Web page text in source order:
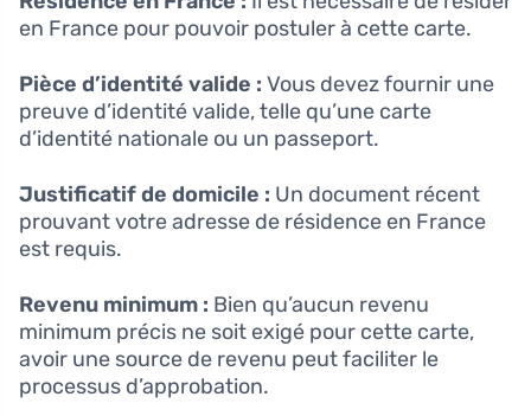
en France pour pouvoir postuler à cette carte.
Pièce d’identité valide : Vous devez fournir une
preuve d’identité valide, telle qu’une carte
d’identité nationale ou un passeport.
Justificatif de domicile : Un document récent
prouvant votre adresse de résidence en France
est requis.
Revenu minimum : Bien qu’aucun revenu
minimum précis ne soit exigé pour cette carte,
avoir une source de revenu peut faciliter le
processus d’approbation.